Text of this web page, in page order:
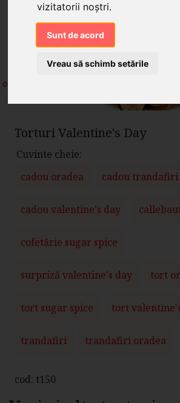
vizitatorii noștri.
Sunt de acord
Vreau să schimb setările
Torturi Valentine's Day
Cuvinte cheie:
cadou oradea
cadou trandafiri
cadou valentine's day
cofetărie sugar spice
surpriză valentine's day tort
tort sugar spice tort
trandafiri trandafiri oradea
cod: t150